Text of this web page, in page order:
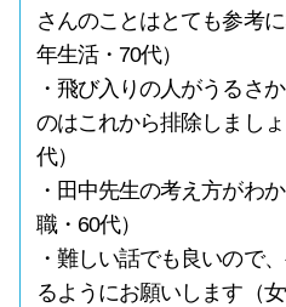
さんのことはとても参考
年生活・70代）
・飛び入りの人がうるさ
のはこれから排除しまし
代）
・田中先生の考え方がわ
職・60代）
・難しい話でも良いので
るようにお願いします（